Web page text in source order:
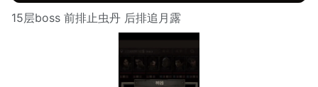
15层boss 前排止虫丹 后排追月露